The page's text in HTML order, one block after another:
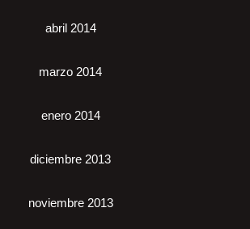
abril 2014
marzo 2014
enero 2014
diciembre 2013
noviembre 2013